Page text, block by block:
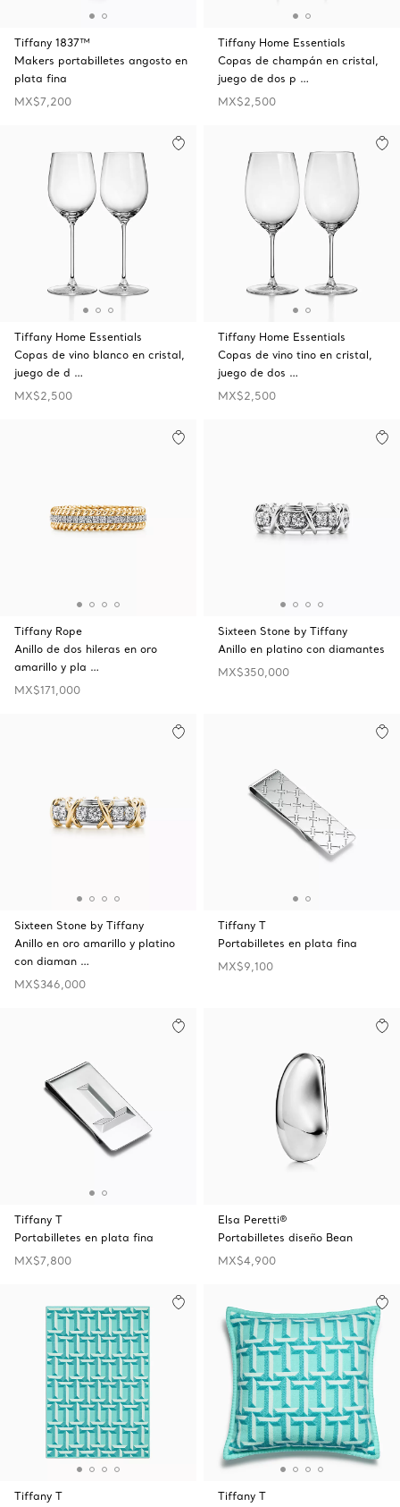
Tiffany 1837™
Makers portabilletes angosto en
plata fina
MX$7,200
Tiffany Home Essentials
Copas de champán en cristal,
juego de dos p …
MX$2,500
Tiffany Home Essentials
Copas de vino blanco en cristal,
juego de d …
MX$2,500
Tiffany Home Essentials
Copas de vino tino en cristal,
juego de dos …
MX$2,500
Tiffany Rope
Anillo de dos hileras en oro
amarillo y pla …
MX$171,000
Sixteen Stone by Tiffany
Anillo en platino con diamantes
MX$350,000
Sixteen Stone by Tiffany
Anillo en oro amarillo y platino
con diaman …
MX$346,000
Tiffany T
Portabilletes en plata fina
MX$9,100
Tiffany T
Portabilletes en plata fina
MX$7,800
Elsa Peretti®
Portabilletes diseño Bean
MX$4,900
Tiffany T
Tiffany T